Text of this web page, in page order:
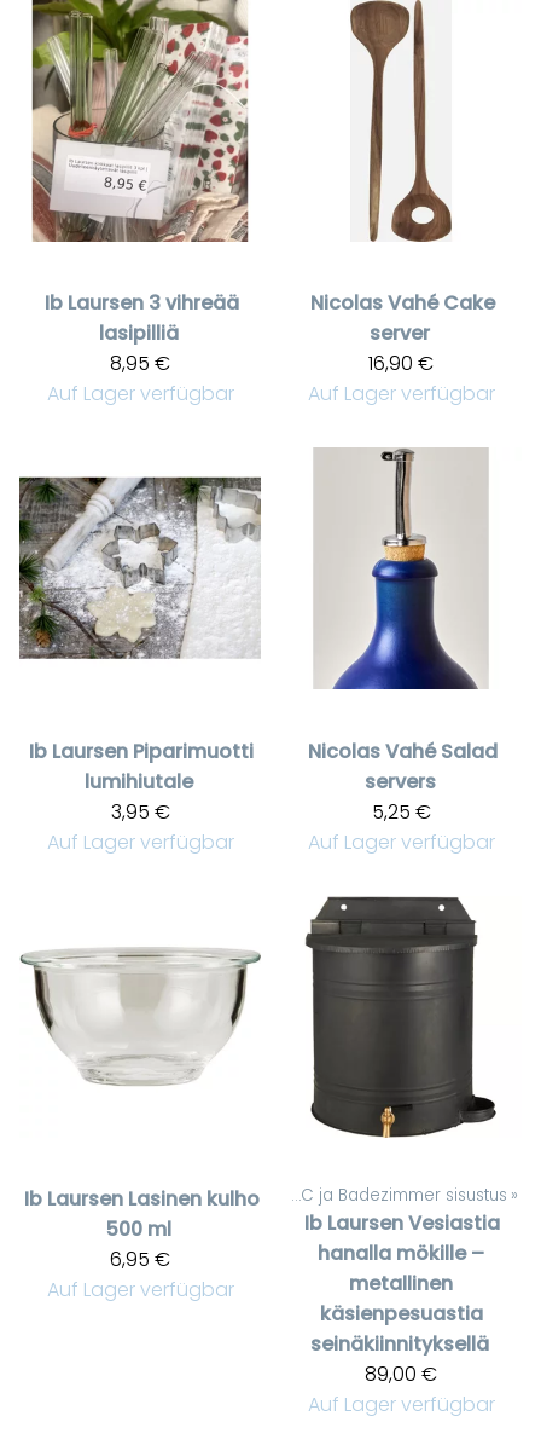
Ib Laursen 3 vihreää
lasipilliä
8,95 €
Auf Lager verfügbar
Nicolas Vahé Cake
server
16,90 €
Auf Lager verfügbar
Ib Laursen Piparimuotti
lumihiutale
3,95 €
Auf Lager verfügbar
Nicolas Vahé Salad
servers
5,25 €
Auf Lager verfügbar
Ib Laursen Lasinen kulho
500 ml
6,95 €
Auf Lager verfügbar
Artikel WC ja Badezimmer sisustus ‪»
Ib LaursenVesiastia
hanalla mökille –
metallinen
käsienpesuastia
seinäkiinnityksellä
89,00 €
Auf Lager verfügbar